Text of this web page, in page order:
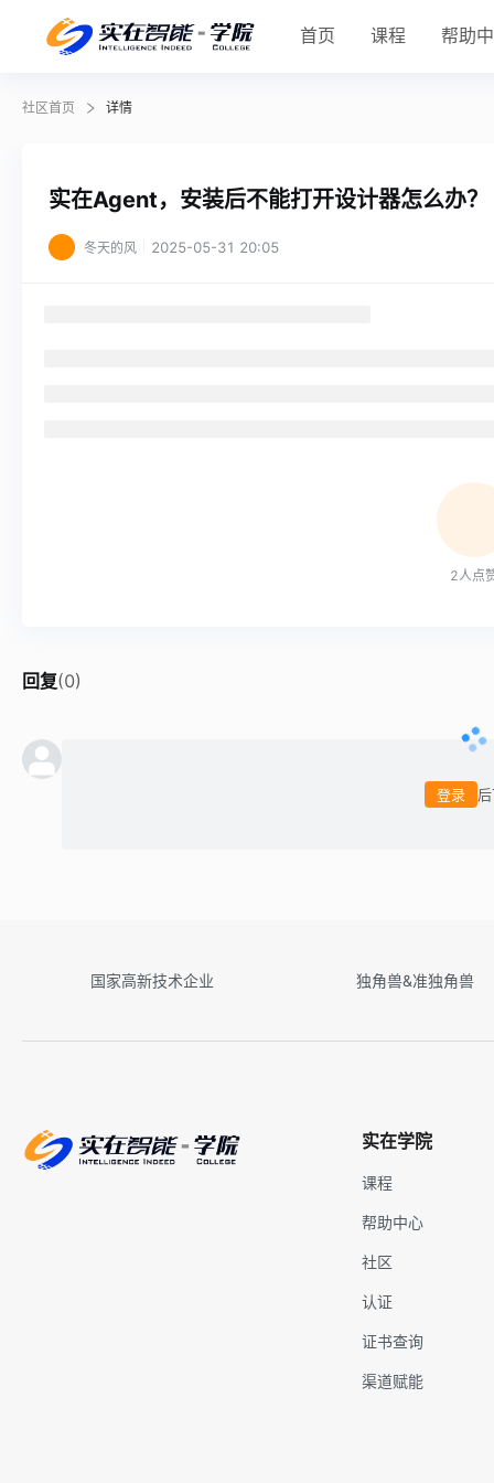
首页 课程 帮助
社区首页 详情
实在Agent，安装后不能打开设计器怎么办？
冬天的风 2025-05-31 20:05
2人点
回复(0)
登录
国家高新技术企业 独角兽&准独角兽
实在学院
课程
帮助中心
社区
认证
证书查询
渠道赋能